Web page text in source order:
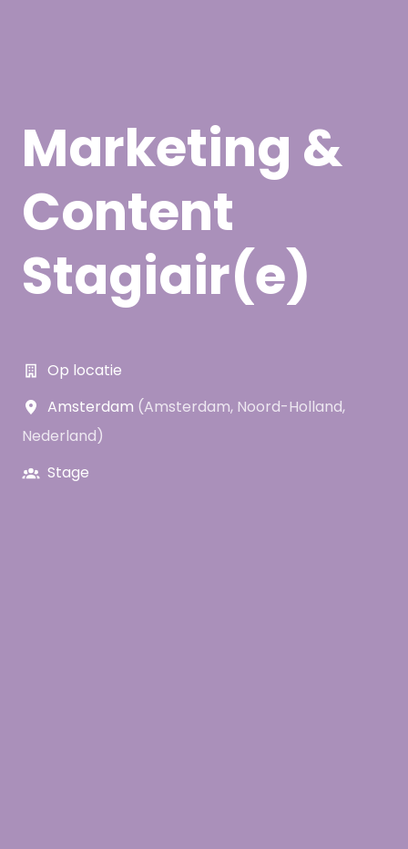
Marketing &
Content
Stagiair(e)
Op locatie
Amsterdam (Amsterdam, Noord-Holland,
Nederland)
Stage